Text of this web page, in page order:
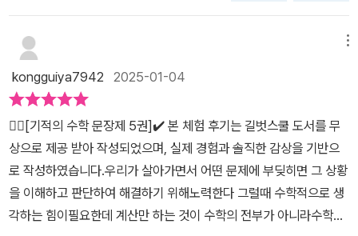
길벗 교재의 또 다른 큰 장점은 답안지가 정말 한눈에 보기 좋게 되어
있다는 점이에요. 답을 찾아 채점하는 과정이 번거롭지 않아서 엄마
입장에서 시간도 절약되고, 정확하게 채점하기에 정말 편리하더라구
요. 아이가 푼 답을 바로 확인할 수 있어서 아이와 함께 복습하고 틀린
문제를 바로 잡아가는 데도 큰 도움이 되었어요.<기적의 수학문장제
>를 통해 아이가 문장제 문제를 접근하는 방법뿐만 아니라 서술형 문
제의 풀이 과정을 자연스럽게 익혀가고 있는 것을 보니 너무 만족스
러웠어요. 아이도 이제는 문장제 문제를 덜 어려워하고, 무엇보다 스
가 나온 것 같습니다. 이제는 기적의 수학 문장제 교재로 꼼꼼하게 단
원 정리를 해야 겠다는 생각을 했습니다. 아이가 교재를 잘 따라
을 이해하도록 설명과 문제가 제공됩니다. 그리고 대표 문장제를 풀
어나가는 방법을 상세히 배울 수 있습니다. 방법을 익히고나서 스스
로 풀어보도록 하는데 문제양이 다른 문제집보다 적은 편이라 좋았습
니다. 교과서를 예습하고 복습하기에 좋은 교재라고 생각됩니다. 기
본적인 문제들로 문장제 형식으로 익힐 수 있어서 아이들에게 꼭 필
요한 교재라고 생각합니다. 어려운 심화 형태의 문제는 아니라서 문
장제를 읽고 집중해 나간다면 아이들이 풀면서 성취감도 생길 것 같
kongguiya7942 2025-01-04
✍🏻[기적의 수학 문장제 5권]✔️ 본 체험 후기는 길벗스쿨 도서를 무
상으로 제공 받아 작성되었으며, 실제 경험과 솔직한 감상을 기반으
로 작성하였습니다.우리가 살아가면서 어떤 문제에 부딪히면 그 상황
을 이해하고 판단하여 해결하기 위해노력한다 그럴때 수학적으로 생
각하는 힘이필요한데 계산만 하는 것이 수학의 전부가 아니라수학적